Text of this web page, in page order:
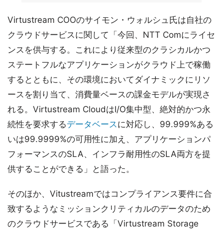
Virtustream COOのサイモン・ウォルシュ氏は自社の
クラウドサービスに関して「今回、NTT Comにライセ
ンスを供与する。これにより従来型のクラシカルかつ
ステートフルなアプリケーションがクラウド上で稼働
するとともに、その環境においてダイナミックにリソ
ースを割り当て、消費量ベースの課金モデルが実現さ
れる。Virtustream CloudはI/O集中型、絶対的かつ永
続性を要求するデータベースに対応し、99.999%ある
いは99.9999%の可用性に加え、アプリケーションパ
フォーマンスのSLA、インフラ耐用性のSLA両方を提
供することができる」と語った。
そのほか、Vitustreamではコンプライアンス要件に合
致するようなミッションクリティカルのデータのため
のクラウドサービスである「Virtustream Storage